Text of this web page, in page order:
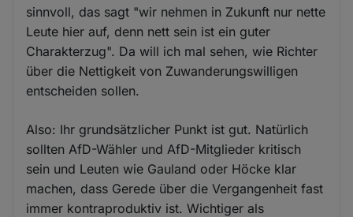
sinnvoll, das sagt "wir nehmen in Zukunft nur nette
Leute hier auf, denn nett sein ist ein guter
Charakterzug". Da will ich mal sehen, wie Richter
über die Nettigkeit von Zuwanderungswilligen
entscheiden sollen.
Also: Ihr grundsätzlicher Punkt ist gut. Natürlich
sollten AfD-Wähler und AfD-Mitglieder kritisch
sein und Leuten wie Gauland oder Höcke klar
machen, dass Gerede über die Vergangenheit fast
immer kontraproduktiv ist. Wichtiger als